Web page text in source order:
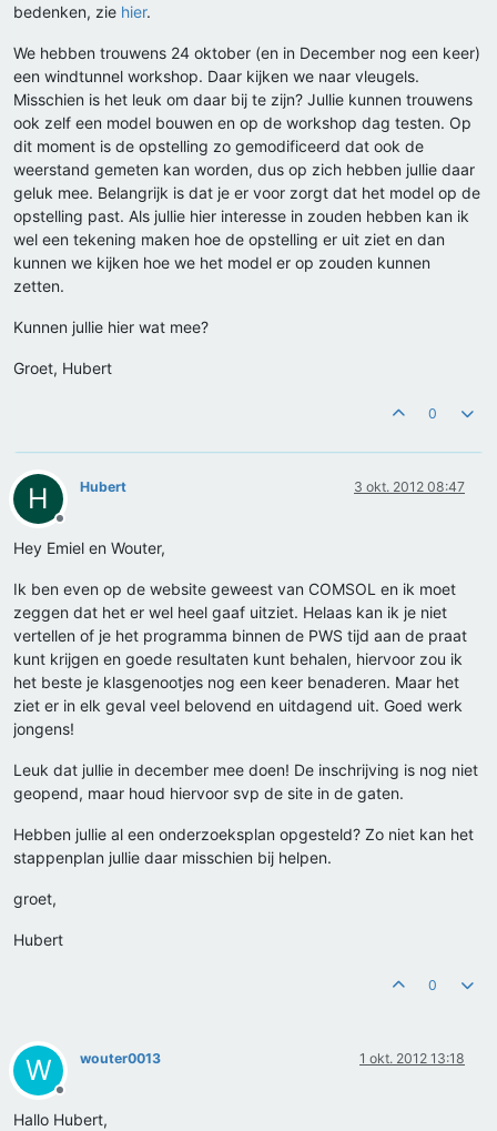
bedenken, zie hier.
We hebben trouwens 24 oktober (en in December nog een keer)
een windtunnel workshop. Daar kijken we naar vleugels.
Misschien is het leuk om daar bij te zijn? Jullie kunnen trouwens
ook zelf een model bouwen en op de workshop dag testen. Op
dit moment is de opstelling zo gemodificeerd dat ook de
weerstand gemeten kan worden, dus op zich hebben jullie daar
geluk mee. Belangrijk is dat je er voor zorgt dat het model op de
opstelling past. Als jullie hier interesse in zouden hebben kan ik
wel een tekening maken hoe de opstelling er uit ziet en dan
kunnen we kijken hoe we het model er op zouden kunnen
zetten.
Kunnen jullie hier wat mee?
Groet, Hubert
0
H
Offline
Hubert 3 okt. 2012 08:47
Hey Emiel en Wouter,
Ik ben even op de website geweest van COMSOL en ik moet
zeggen dat het er wel heel gaaf uitziet. Helaas kan ik je niet
vertellen of je het programma binnen de PWS tijd aan de praat
kunt krijgen en goede resultaten kunt behalen, hiervoor zou ik
het beste je klasgenootjes nog een keer benaderen. Maar het
ziet er in elk geval veel belovend en uitdagend uit. Goed werk
jongens!
Leuk dat jullie in december mee doen! De inschrijving is nog niet
geopend, maar houd hiervoor svp de site in de gaten.
Hebben jullie al een onderzoeksplan opgesteld? Zo niet kan het
stappenplan jullie daar misschien bij helpen.
groet,
Hubert
0
W
Offline
wouter0013 1 okt. 2012 13:18
Hallo Hubert,